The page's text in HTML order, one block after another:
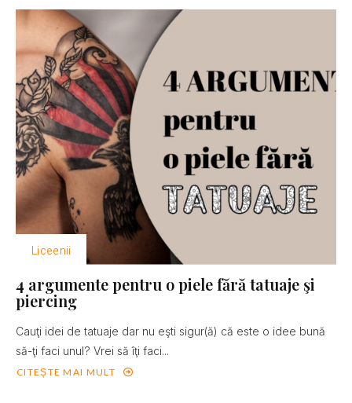
Liceenii
4 argumente pentru o piele fără tatuaje şi
piercing
Cauţi idei de tatuaje dar nu eşti sigur(ă) că este o idee bună
să-ţi faci unul? Vrei să îţi faci...
CITEȘTE MAI MULT